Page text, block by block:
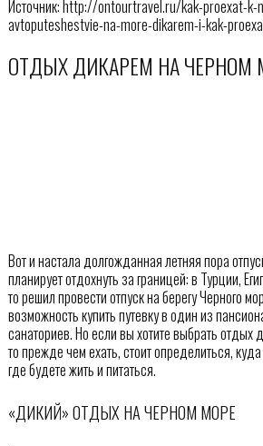
Источник: http://ontourtravel.ru/kak-proexat-k-
avtoputeshestvie-na-more-dikarem-i-kak-
ОТДЫХ ДИКАРЕМ НА ЧЕРНОМ
Вот и настала долгожданная летняя пора
планирует отдохнуть за границей: в Турции,
то решил провести отпуск на берегу Черного
возможность купить путевку в один из
санаториев. Но если вы хотите выбрать отдых
то прежде чем ехать, стоит определиться,
где будете жить и питаться.
«ДИКИЙ» ОТДЫХ НА ЧЕРНОМ МОРЕ